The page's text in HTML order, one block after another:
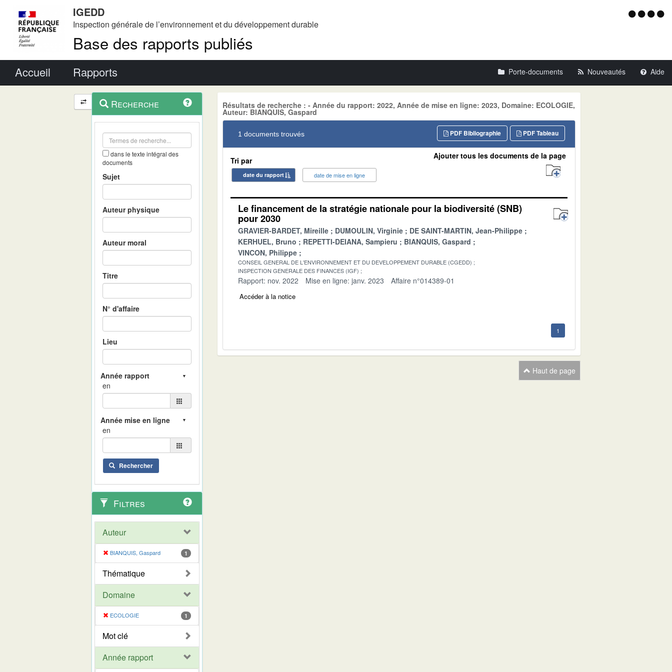
IGEDD
Inspection générale de l’environnement et du développement durable
Base des rapports publiés
Menu
Accueil Rapports Porte-documents Nouveautés Aide
Navigation
et
outils
contextuel
Recherche
dans le texte intégral des
documents
Sujet
Auteur physique
Auteur moral
Titre
N° d'affaire
Lieu
en
en
Rechercher
Filtres
Auteur
BIANQUIS, Gaspard 1
Thématique
Domaine
ECOLOGIE 1
Mot clé
Année rapport
Résultats de recherche : - Année du rapport: 2022, Année de mise en ligne: 2023, Domaine: ECOLOGIE,
Auteur: BIANQUIS, Gaspard
1 documents trouvés PDF Tableau
PDF Bibliographie
Tri par
date du rapport date de mise en ligne
Ajouter tous les documents de la page
Le financement de la stratégie nationale pour la biodiversité (SNB)
pour 2030
GRAVIER-BARDET, Mireille DUMOULIN, Virginie
DE SAINT-MARTIN, Jean-Philippe
KERHUEL, Bruno
REPETTI-DEIANA, Sampieru
BIANQUIS, Gaspard
VINCON, Philippe
CONSEIL GENERAL DE L'ENVIRONNEMENT ET DU DEVELOPPEMENT DURABLE (CGEDD)
INSPECTION GENERALE DES FINANCES (IGF)
Rapport: nov. 2022 Mise en ligne: janv. 2023 Affaire n°014389-01
Accéder à la notice
1
Haut de page